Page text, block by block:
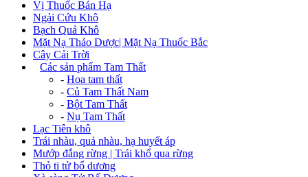
Vị Thuốc Bán Hạ
Ngải Cứu Khô
Bạch Quả Khô
Mặt Nạ Thảo Dược| Mặt Nạ Thuốc Bắc
Cây Cải Trời
Các sản phẩm Tam Thất
- Hoa tam thất
- Củ Tam Thất Nam
- Bột Tam Thất
- Nụ Tam Thất
Lạc Tiên khô
Trái nhàu, quả nhàu, hạ huyết áp
Mướp đắng rừng | Trái khổ qua rừng
Thỏ ti tử bổ dương